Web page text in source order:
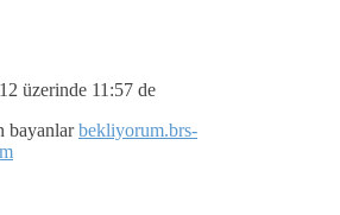
üzerinde 11:57 de
bayanlarbekliyorum.brs-